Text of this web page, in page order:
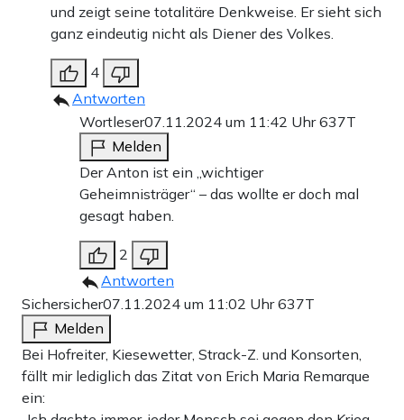
und zeigt seine totalitäre Denkweise. Er sieht sich
ganz eindeutig nicht als Diener des Volkes.
4
Antworten
Wortleser07.11.2024 um 11:42 Uhr637T
Melden
Der Anton ist ein „wichtiger
Geheimnisträger“ – das wollte er doch mal
gesagt haben.
2
Antworten
Sichersicher07.11.2024 um 11:02 Uhr637T
Melden
Bei Hofreiter, Kiesewetter, Strack-Z. und Konsorten,
fällt mir lediglich das Zitat von Erich Maria Remarque
ein: